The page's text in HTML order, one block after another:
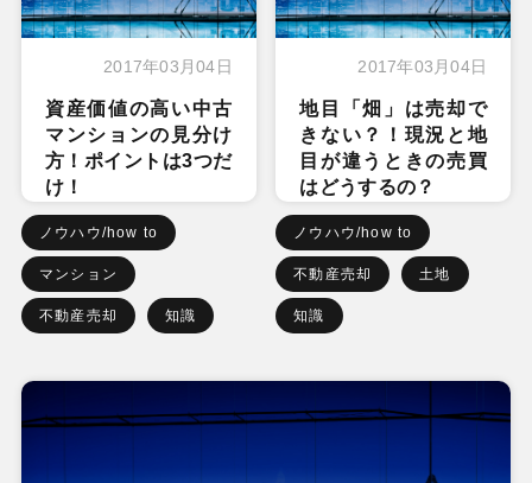
2017年03月04日
資産価値の高い中古
マンションの見分け
方！ポイントは3つだ
け！
ノウハウ/how to
マンション
不動産売却 知識
2017年03月04日
地目「畑」は売却で
きない？！現況と地
目が違うときの売買
はどうするの？
ノウハウ/how to
不動産売却 土地
知識